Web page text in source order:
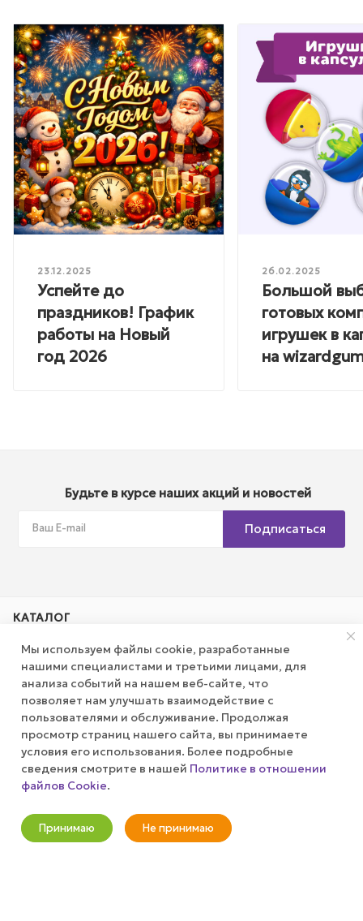
23.12.2025
Успейте до
праздников! График
работы на Новый
год 2026
26.02.2025
Большой
готовых
игрушек в
на
Будьте в курсе наших акций и новостей
Подписаться
КАТАЛОГ
КОМПАНИЯ
ПУБЛИЧНАЯ ОФЕРТА
КАК СДЕЛАТЬ ЗАКАЗ?
+7 (800) 100-37-51
Мы используем файлы cookie, разработанные
нашими специалистами и третьими лицами, для
анализа событий на нашем веб-сайте, что
позволяет нам улучшать взаимодействие с
пользователями и обслуживание. Продолжая
просмотр страниц нашего сайта, вы принимаете
условия его использования. Более подробные
сведения смотрите в нашей Политике в отношении
файлов Cookie.
Принимаю Не принимаю